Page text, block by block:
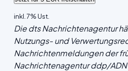
inkl. 7% Ust.
Die dts Nachrichtenagentur
Nutzungs- und
Nachrichtenmeldungen der
Nachrichtenagentur ddp/